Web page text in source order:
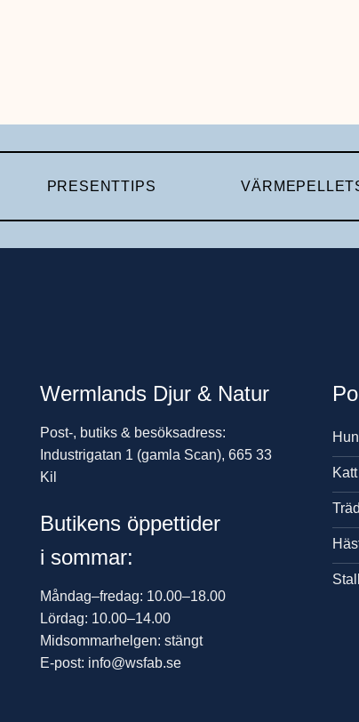
PRESENTTIPS
Wermlands Djur & Natur
Post-, butiks & besöksadress:
Industrigatan 1 (gamla Scan), 665 33
Kil
Butikens öppettider
i sommar:
Måndag–fredag: 10.00–18.00
Lördag: 10.00–14.00
Midsommarhelgen: stängt
E-post: info@wsfab.se
Katt